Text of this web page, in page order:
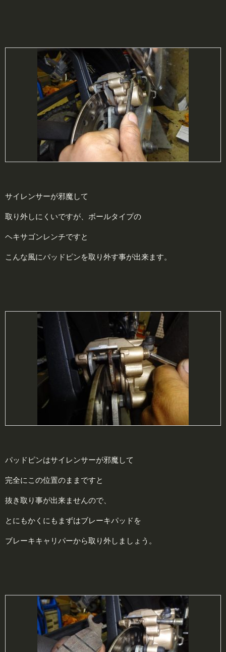
サイレンサーが邪魔して
取り外しにくいですが、ボールタイプの
ヘキサゴンレンチですと
こんな風にパッドピンを取り外す事が出来ます。
パッドピンはサイレンサーが邪魔して
完全にこの位置のままですと
抜き取り事が出来ませんので、
とにもかくにもまずはブレーキパッドを
ブレーキキャリパーから取り外しましょう。